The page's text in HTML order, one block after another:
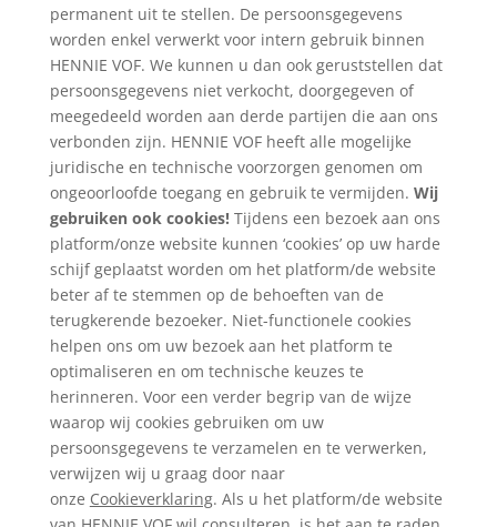
permanent uit te stellen. De persoonsgegevens
worden enkel verwerkt voor intern gebruik binnen
HENNIE VOF. We kunnen u dan ook geruststellen dat
persoonsgegevens niet verkocht, doorgegeven of
meegedeeld worden aan derde partijen die aan ons
verbonden zijn. HENNIE VOF heeft alle mogelijke
juridische en technische voorzorgen genomen om
ongeoorloofde toegang en gebruik te vermijden. Wij
gebruiken ook cookies!Tijdens een bezoek aan ons
platform/onze website kunnen ‘cookies’ op uw harde
schijf geplaatst worden om het platform/de website
beter af te stemmen op de behoeften van de
terugkerende bezoeker. Niet-functionele cookies
helpen ons om uw bezoek aan het platform te
optimaliseren en om technische keuzes te
herinneren. Voor een verder begrip van de wijze
waarop wij cookies gebruiken om uw
persoonsgegevens te verzamelen en te verwerken,
verwijzen wij u graag door naar
onze Cookieverklaring. Als u het platform/de website